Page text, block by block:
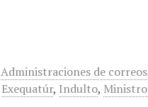
Administraciones de correos
Exequatúr, Indulto,